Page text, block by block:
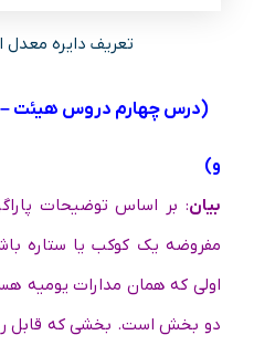
تعریف دایره معدل
(درس چهارم دروس هیئت –
و)
بیان: بر اساس توضیحات
مفروضه یک کوکب یا ستاره
اولی که همان مدارات یومیه
دو بخش است. بخشی که قابل‌